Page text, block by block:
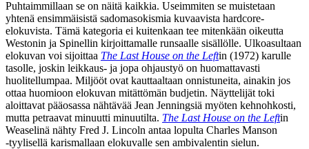
Puhtaimmillaan se on näitä kaikkia. Useimmiten se muistetaan
yhtenä ensimmäisistä sadomasokismia kuvaavista hardcore-
elokuvista. Tämä kategoria ei kuitenkaan tee mitenkään oikeutta
Westonin ja Spinellin kirjoittamalle runsaalle sisällölle. Ulkoasultaan
elokuvan voi sijoittaa The Last House on the Leftin (1972) karulle
tasolle, joskin leikkaus‑ ja jopa ohjaustyö on huomattavasti
huolitellumpaa. Miljööt ovat kauttaaltaan onnistuneita, ainakin jos
ottaa huomioon elokuvan mitättömän budjetin. Näyttelijät toki
aloittavat pääosassa nähtävää Jean Jenningsiä myöten kehnohkosti,
mutta petraavat minuutti minuutilta. The Last House on the Leftin
Weaselinä nähty Fred J. Lincoln antaa lopulta Charles Manson
‑tyylisellä karismallaan elokuvalle sen ambivalentin sielun.